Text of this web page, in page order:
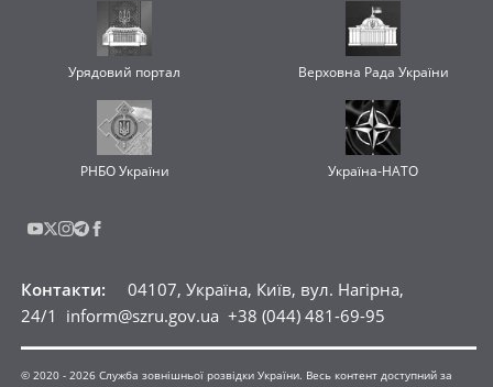
Урядовий портал Верховна Рада України
РНБО України Україна-НАТО
Контакти:
04107, Україна, Київ, вул. Нагірна,
24/1 inform@szru.gov.ua +38 (044) 481-69-95
© 2020 -2026 Служба зовнішньої розвідки України. Весь контент доступний за